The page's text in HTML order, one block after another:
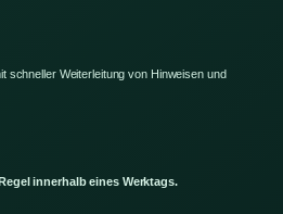
schneller Weiterleitung von Hinweisen und
innerhalb eines Werktags.